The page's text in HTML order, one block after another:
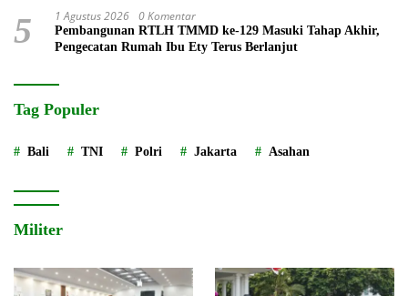
5 1 Agustus 2026 0 Komentar
Pembangunan RTLH TMMD ke-129 Masuki Tahap Akhir,
Pengecatan Rumah Ibu Ety Terus Berlanjut
Tag Populer
Bali TNI Polri Jakarta Asahan
Militer